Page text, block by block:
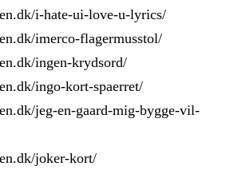
i-hate-ui-love-u-lyrics/
imerco-flagermusstol/
ingen-krydsord/
ingo-kort-spaerret/
jeg-en-gaard-mig-bygge-vil-
joker-kort/